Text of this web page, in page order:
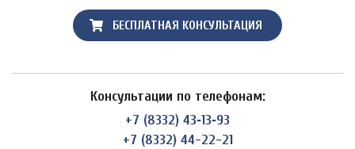
БЕСПЛАТНАЯ КОНСУЛЬТАЦИЯ
Консультации по телефонам:
+7 (8332) 43‑13‑93
+7 (8332) 44-22-21